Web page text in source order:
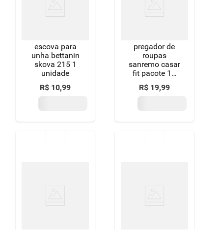
escova para
unha bettanin
skova 215 1
unidade
R$ 10,99
pregador de
roupas
sanremo casar
fit pacote 12
unidades
R$ 19,99